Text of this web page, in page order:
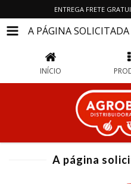
ENTREGA FRETE
A PÁGINA
INÍCIO
A página